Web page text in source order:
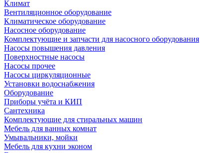
Климат
Вентиляционное оборудование
Климатическое оборудование
Насосное оборудование
Комплектующие и запчасти для насосного оборудования
Насосы повышения давления
Поверхностные насосы
Насосы прочее
Насосы циркуляционные
Установки водоснабжения
Оборудование
Приборы учёта и КИП
Сантехника
Комплектующие для стиральных машин
Мебель для ванных комнат
Умывальники, мойки
Мебель для кухни эконом